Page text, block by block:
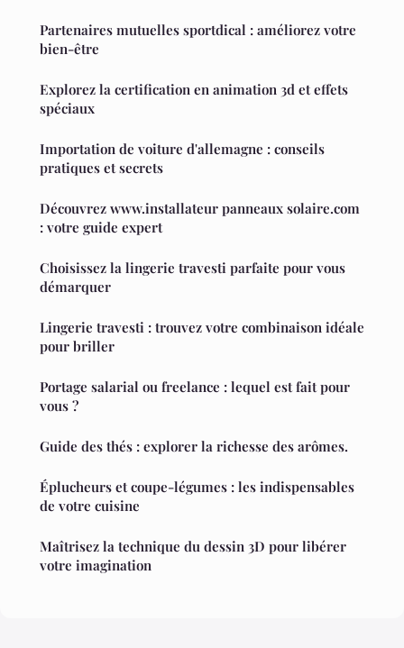
Partenaires mutuelles sportdical : améliorez votre
bien-être
Explorez la certification en animation 3d et effets
spéciaux
Importation de voiture d'allemagne : conseils
pratiques et secrets
Découvrez www.installateur panneaux solaire.com
: votre guide expert
Choisissez la lingerie travesti parfaite pour vous
démarquer
Lingerie travesti : trouvez votre combinaison idéale
pour briller
Portage salarial ou freelance : lequel est fait pour
vous ?
Guide des thés : explorer la richesse des arômes.
Éplucheurs et coupe-légumes : les indispensables
de votre cuisine
Maîtrisez la technique du dessin 3D pour libérer
votre imagination